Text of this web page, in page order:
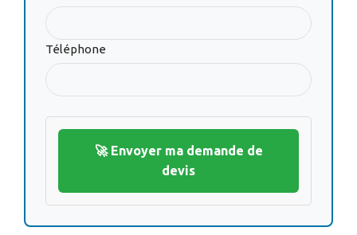
Téléphone
🚀 Envoyer ma demande de
devis